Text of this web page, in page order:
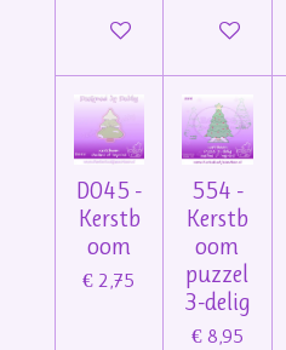
In winkelwagenIn
D045 -
Kerstb
oom
€ 2,75
554 -
Kerstb
oom
puzzel
3-delig
€ 8,95